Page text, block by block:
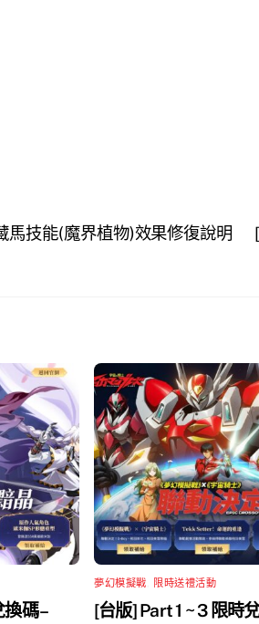
馬技能(魔界植物)效果修復說明
碼 –
夢幻模擬戰 限時送禮活動
[台版] Part 1 ~ 3 限時